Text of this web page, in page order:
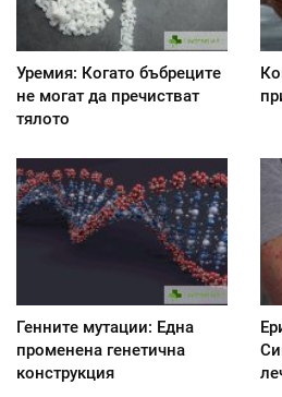
Уремия: Когато бъбреците
не могат да пречистват
тялото
Генните мутации: Една
променена генетична
конструкция